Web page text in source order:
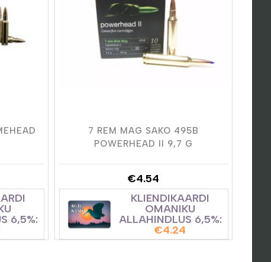
6,5%:
7 REM MAG SAKO 495B
POWERHEAD II 9,7 G
€4.54
KLIENDIKAARDI
OMANIKU
ALLAHINDLUS 6,5%:
€4.24